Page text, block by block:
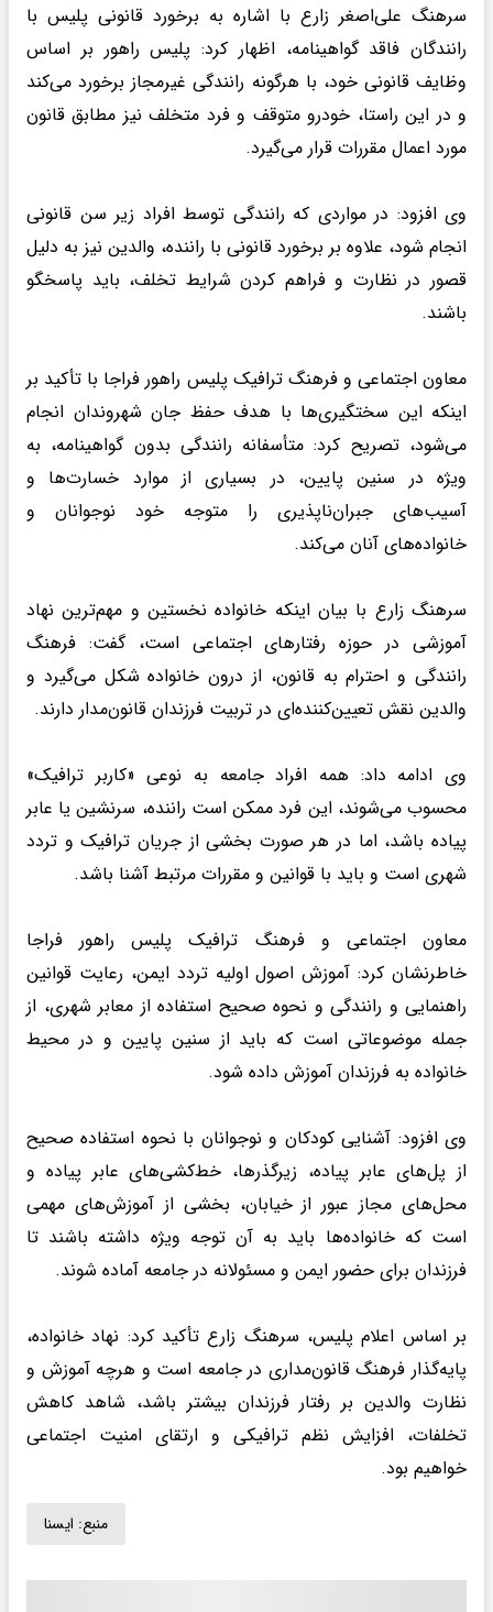
سرهنگ علی‌اصغر زارع با اشاره به برخورد قانونی پلیس با
رانندگان فاقد گواهینامه، اظهار کرد: پلیس راهور بر اساس
وظایف قانونی خود، با هرگونه رانندگی غیرمجاز برخورد می‌کند
و در این راستا، خودرو متوقف و فرد متخلف نیز مطابق قانون
مورد اعمال مقررات قرار می‌گیرد.
وی افزود: در مواردی که رانندگی توسط افراد زیر سن قانونی
انجام شود، علاوه بر برخورد قانونی با راننده، والدین نیز به‌ دلیل
قصور در نظارت و فراهم کردن شرایط تخلف، باید پاسخگو
باشند.
معاون اجتماعی و فرهنگ ترافیک پلیس راهور فراجا با تأکید بر
اینکه این سختگیری‌ها با هدف حفظ جان شهروندان انجام
می‌شود، تصریح کرد: متأسفانه رانندگی بدون گواهینامه، به‌
ویژه در سنین پایین، در بسیاری از موارد خسارت‌ها و
آسیب‌های جبران‌ناپذیری را متوجه خود نوجوانان و
خانواده‌های آنان می‌کند.
سرهنگ زارع با بیان اینکه خانواده نخستین و مهم‌ترین نهاد
آموزشی در حوزه رفتارهای اجتماعی است، گفت: فرهنگ
رانندگی و احترام به قانون، از درون خانواده شکل می‌گیرد و
والدین نقش تعیین‌کننده‌ای در تربیت فرزندان قانون‌مدار دارند.
وی ادامه داد: همه افراد جامعه به نوعی «کاربر ترافیک»
محسوب می‌شوند، این فرد ممکن است راننده، سرنشین یا عابر
پیاده باشد، اما در هر صورت بخشی از جریان ترافیک و تردد
شهری است و باید با قوانین و مقررات مرتبط آشنا باشد.
معاون اجتماعی و فرهنگ ترافیک پلیس راهور فراجا
خاطرنشان کرد: آموزش اصول اولیه تردد ایمن، رعایت قوانین
راهنمایی و رانندگی و نحوه صحیح استفاده از معابر شهری، از
جمله موضوعاتی است که باید از سنین پایین و در محیط
خانواده به فرزندان آموزش داده شود.
وی افزود: آشنایی کودکان و نوجوانان با نحوه استفاده صحیح
از پل‌های عابر پیاده، زیرگذرها، خط‌کشی‌های عابر پیاده و
محل‌های مجاز عبور از خیابان، بخشی از آموزش‌های مهمی
است که خانواده‌ها باید به آن توجه ویژه داشته باشند تا
فرزندان برای حضور ایمن و مسئولانه در جامعه آماده شوند.
بر اساس اعلام پلیس، سرهنگ زارع تأکید کرد: نهاد خانواده،
پایه‌گذار فرهنگ قانون‌مداری در جامعه است و هرچه آموزش و
نظارت والدین بر رفتار فرزندان بیشتر باشد، شاهد کاهش
تخلفات، افزایش نظم ترافیکی و ارتقای امنیت اجتماعی
خواهیم بود.
منبع: ايسنا